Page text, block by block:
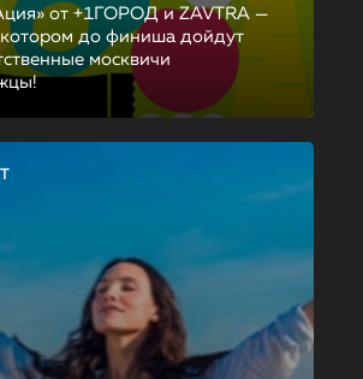
от +1ГОРОД и ZAVTRA —
котором до финиша дойдут
москвичи